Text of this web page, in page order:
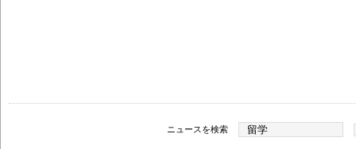
ニュースを検索